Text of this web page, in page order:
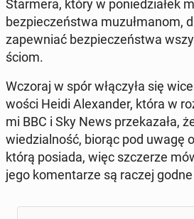
Star­me­ra, który w po­nie­dzia­łek
bez­pie­czeń­stwa mu­zuł­ma­nom,
za­pew­niać bez­pie­czeń­stwa
ściom.
Wczoraj w spór włą­czy­ła się
wo­ści Heidi Ale­xan­der, która w
mi BBC i Sky News prze­ka­za­ła,
wie­dzial­ność, biorąc pod uwagę
którą posiada, więc szcze­rze
jego ko­men­ta­rze są raczej